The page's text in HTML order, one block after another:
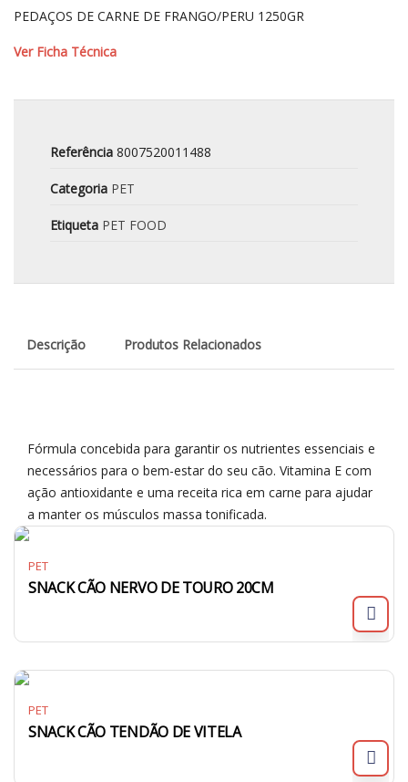
PEDAÇOS DE CARNE DE FRANGO/PERU 1250GR
Ver Ficha Técnica
Referência 8007520011488
Categoria PET
Etiqueta PET FOOD
Descrição Produtos Relacionados
Fórmula concebida para garantir os nutrientes essenciais e
necessários para o bem-estar do seu cão. Vitamina E com
ação antioxidante e uma receita rica em carne para ajudar
a manter os músculos massa tonificada.
PET
SNACK CÃO NERVO DE TOURO 20CM
PET
SNACK CÃO TENDÃO DE VITELA